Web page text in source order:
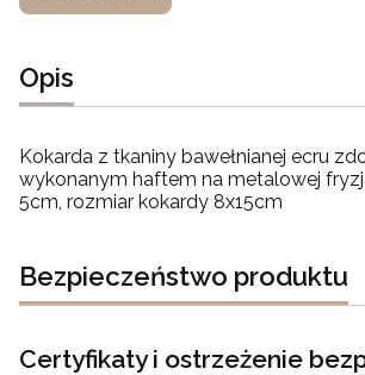
Opis
Kokarda z tkaniny bawełnianej ecru
wykonanym haftem na metalowej
5cm, rozmiar kokardy 8x15cm
Bezpieczeństwo produktu
Certyfikaty i ostrzeżenie